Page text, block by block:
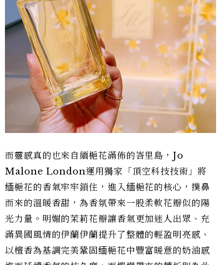
而靈感真的也來自緬梔花滿佈的峇里島，Jo
Malone London運用獨家「頂空科技技術」將
缅梔花的香氣牢牢鎖住，進入缅梔花的核心，撲鼻
而來的溫暖香甜，為香氛帶來一股柔軟花瓣似的陽
光力量。明媚的茉莉花瓣讓香氣更加迷人出眾、充
滿異國風情的伊蘭伊蘭提升了整體的輕盈明亮感、
以檀香為基調完美鞏固缅梔花中豐富暖意的奶油感